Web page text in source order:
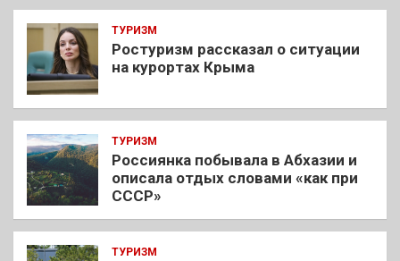
ТУРИЗМ
Ростуризм рассказал о ситуации
на курортах Крыма
ТУРИЗМ
Россиянка побывала в Абхазии и
описала отдых словами «как при
СССР»
ТУРИЗМ